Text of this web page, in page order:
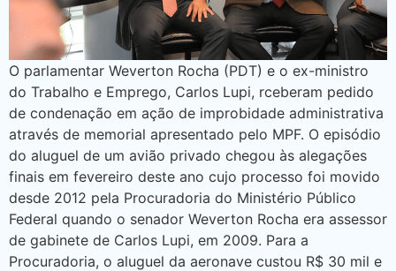
O parlamentar Weverton Rocha (PDT) e o ex-ministro
do Trabalho e Emprego, Carlos Lupi, rceberam pedido
de condenação em ação de improbidade administrativa
através de memorial apresentado pelo MPF. O episódio
do aluguel de um avião privado chegou às alegações
finais em fevereiro deste ano cujo processo foi movido
desde 2012 pela Procuradoria do Ministério Público
Federal quando o senador Weverton Rocha era assessor
de gabinete de Carlos Lupi, em 2009. Para a
Procuradoria, o aluguel da aeronave custou R$ 30 mil e